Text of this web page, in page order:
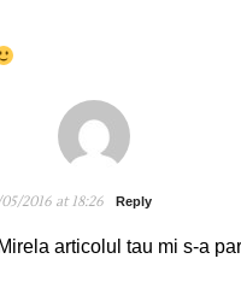
2016 at 18:26 Reply
articolul tau mi s-a